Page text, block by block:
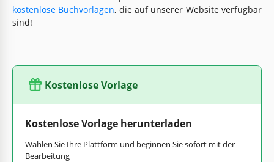
kostenlose Buchvorlagen, die auf unserer Website verfügbar
sind!
Kostenlose Vorlage
Kostenlose Vorlage herunterladen
Wählen Sie Ihre Plattform und beginnen Sie sofort mit der
Bearbeitung